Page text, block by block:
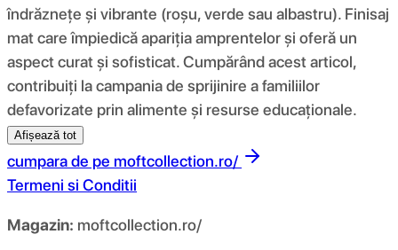
îndrăznețe și vibrante (roșu, verde sau albastru). Finisaj
mat care împiedică apariția amprentelor și oferă un
aspect curat și sofisticat. Cumpărând acest articol,
contribuiți la campania de sprijinire a familiilor
defavorizate prin alimente și resurse educaționale.
Afișează tot
cumpara de pe moftcollection.ro/
Termeni si Conditii
Magazin: moftcollection.ro/